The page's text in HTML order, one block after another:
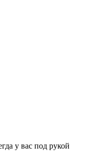
у вас под рукой